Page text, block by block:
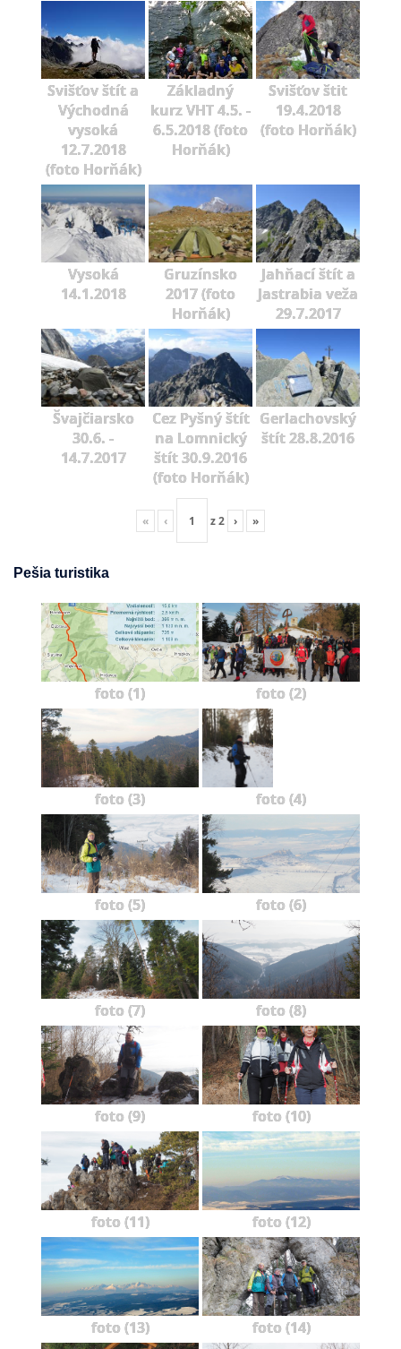
Svišťov štít a
Východná
vysoká
12.7.2018
(foto Horňák)
Základný
kurz VHT 4.5. -
6.5.2018 (foto
Horňák)
Svišťov štit
19.4.2018
(foto Horňák)
Vysoká
14.1.2018
Gruzínsko
2017 (foto
Horňák)
Jahňací štít a
Jastrabia veža
29.7.2017
Švajčiarsko
30.6. -
14.7.2017
Cez Pyšný štít
na Lomnický
štít 30.9.2016
(foto Horňák)
Gerlachovský
štít 28.8.2016
« ‹ z2 › »
Pešia turistika
foto (1) foto (2)
foto (3) foto (4)
foto (5) foto (6)
foto (7) foto (8)
foto (9) foto (10)
foto (11) foto (12)
foto (13) foto (14)